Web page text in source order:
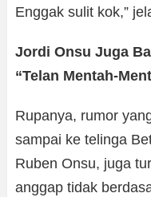
Enggak sulit kok,”
Jordi Onsu Juga
“Telan Mentah-
Rupanya, rumor
sampai ke telinga
Ruben Onsu, juga
anggap tidak